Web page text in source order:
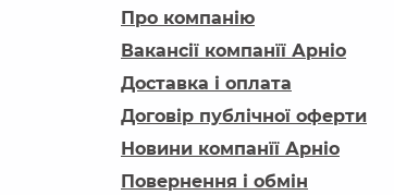
Про компанію
Вакансії компанїї Арніо
Доставка і оплата
Договір публічної оферти
Новини компанїї Арніо
Повернення і обмін